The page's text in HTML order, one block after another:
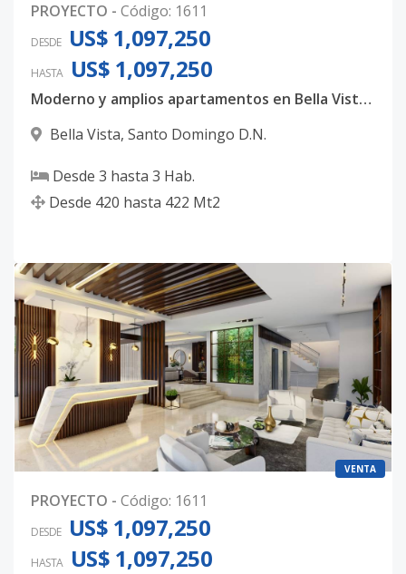
PROYECTO - Código: 1611
DESDE US$ 1,097,250
HASTA US$ 1,097,250
Moderno y amplios apartamentos en Bella Vista, con 3 habitaciones, 3.5 baños y 4 parqueos techados
Bella Vista, Santo Domingo D.N.
Desde 3 hasta 3 Hab.
Desde 420 hasta 422 Mt2
VENTA
PROYECTO - Código: 1611
DESDE US$ 1,097,250
HASTA US$ 1,097,250